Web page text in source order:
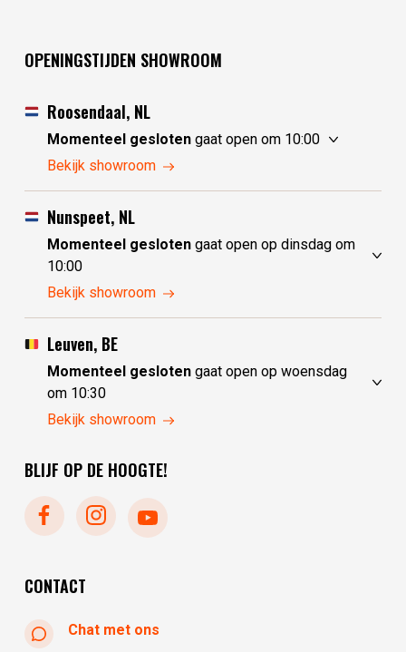
OPENINGSTIJDEN SHOWROOM
Roosendaal, NL
Momenteel geslotengaat open om 10:00
zondag
maandag
10:00 - 17:30
dinsdag
woensdag
gesloten
donderdag
10:00 - 17:30
vrijdag
Bekijk showroom
Nunspeet, NL
Momenteel geslotengaat open op dinsdag om
10:00
zondag
maandag
gesloten
dinsdag
woensdag
10:00 - 17:30
donderdag
10:00 - 17:30
vrijdag
Bekijk showroom
Leuven, BE
Momenteel geslotengaat open op woensdag
om 10:30
zondag
dinsdag
donderdag
vrijdag
Bekijk showroom
BLIJF OP DE HOOGTE!
CONTACT
Chat met ons